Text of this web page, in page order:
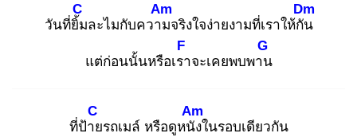
วันที่ยิ้ม
C
ละไมกับความ
Am
จริงใจง่ายงามที่เราให้กัน
Dm
แต่ก่อนนั้นหรือเรา
F
จะเคยพบพาน
G
ที่ป้าย
C
รถเมล์ หรือดูหนัง
Am
ในรอบเดียวกัน